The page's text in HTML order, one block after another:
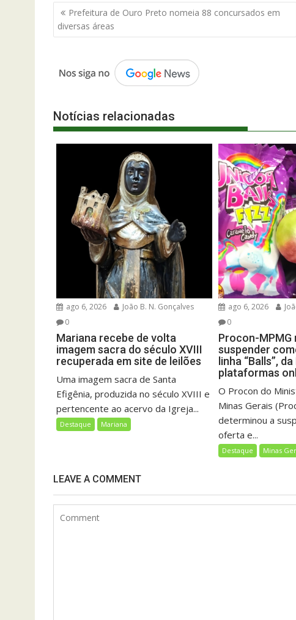
Navegação
de
Post
Prefeitura de Ouro Preto nomeia 88 concursados em
diversas áreas
Notícias relacionadas
ago 6, 2026
João B. N. Gonçalves
0
Mariana recebe de volta
imagem sacra do século XVIII
recuperada em site de leilões
Uma imagem sacra de Santa
Efigênia, produzida no século XVIII e
pertencente ao acervo da Igreja...
Destaque Mariana
ago 6, 2026
0
Procon-MPMG
suspender
linha “Balls”,
plataformas
O Procon do
Minas Gerais
determinou a
oferta e...
Destaque Minas
LEAVE A COMMENT